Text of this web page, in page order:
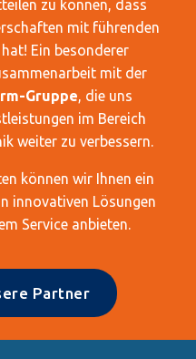
zu können, dass
mit führenden
Ein besonderer
mit der
Gruppe, die uns
im Bereich
weiter zu verbessern.
können wir Ihnen ein
innovativen Lösungen
Service anbieten.
Partner